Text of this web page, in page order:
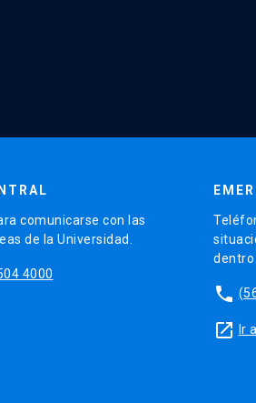
comunicarse con las
de la Universidad.
4000
dentro
phone
launch Ir